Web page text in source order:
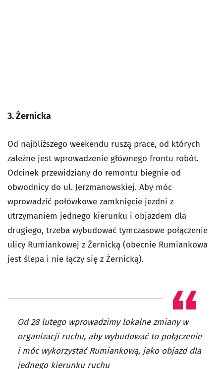
3. Żernicka
Od najbliższego weekendu ruszą prace, od których
zależne jest wprowadzenie głównego frontu robót.
Odcinek przewidziany do remontu biegnie od
obwodnicy do ul. Jerzmanowskiej. Aby móc
wprowadzić połówkowe zamknięcie jezdni z
utrzymaniem jednego kierunku i objazdem dla
drugiego, trzeba wybudować tymczasowe połączenie
ulicy Rumiankowej z Żernicką (obecnie Rumiankowa
jest ślepa i nie łączy się z Żernicką).
Od 28 lutego wprowadzimy lokalne zmiany w
organizacji ruchu, aby wybudować to połączenie
i móc wykorzystać Rumiankową, jako objazd dla
jednego kierunku ruchu